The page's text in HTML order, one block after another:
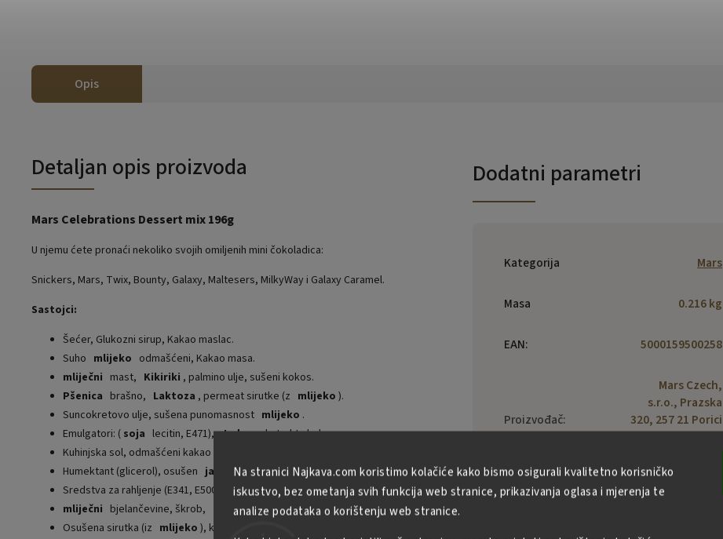
Na stranici Najkava.com koristimo kolačiće kako bismo osigurali kvalitetno korisničko
iskustvo, bez ometanja svih funkcija web stranice, prikazivanja oglasa i mjerenja te
analize podataka o korištenju web stranice.
Opis
Detaljan opis proizvoda
Mars Celebrations Dessert mix 196g
U njemu ćete pronaći nekoliko svojih omiljenih mini čokoladica:
Snickers, Mars, Twix, Bounty, Galaxy, Maltesers, MilkyWay i Galaxy Caramel.
Sastojci:
Šećer, Glukozni sirup, Kakao maslac.
Suho mlijeko odmašćeni, Kakao masa.
mliječni mast, Kikiriki , palmino ulje, sušeni kokos.
Pšenica brašno, Laktoza , permeat sirutke (z mlijeko ).
Suncokretovo ulje, sušena punomasnost mlijeko .
Emulgatori: ( soja lecitin, E471), Jedva ekstrakt slada.
Kuhinjska sol, odmašćeni kakao prah.
Humektant (glicerol), osušen jajast bijela.
Sredstva za rahljenje (E341, E500, E501), ekstrakt vanilije.
mliječni bjelančevine, škrob, Pšenično gluten.
Osušena sirutka (iz mlijeko ), krutina kakaa najmanje 25%.
Dodatni parametri
Kategorija Mars
Masa 0.216 kg
EAN: 5000159500258
Proizvođač:
Mars Czech,
s.r.o., Prazska
320, 257 21 Porici
nad Sazavou,